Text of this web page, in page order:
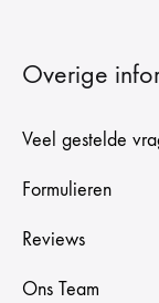
Overige
Veel gestelde
Formulieren
Reviews
Ons Team